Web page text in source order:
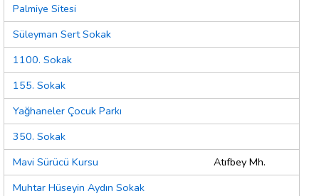
Palmiye Sitesi
Süleyman Sert Sokak
1100. Sokak
155. Sokak
Yağhaneler Çocuk Parkı
350. Sokak
Mavi Sürücü Kursu
Atıfbey Mh.
Muhtar Hüseyin Aydın Sokak